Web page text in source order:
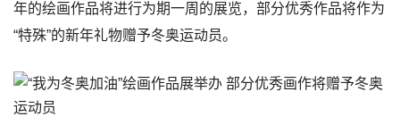
年的绘画作品将进行为期一周的展览，部分优秀作品将作为
“特殊”的新年礼物赠予冬奥运动员。